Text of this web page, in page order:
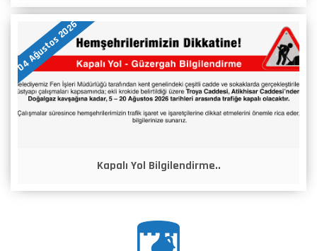
04 Ağustos 2026
Kapalı Yol Bilgilendirme..